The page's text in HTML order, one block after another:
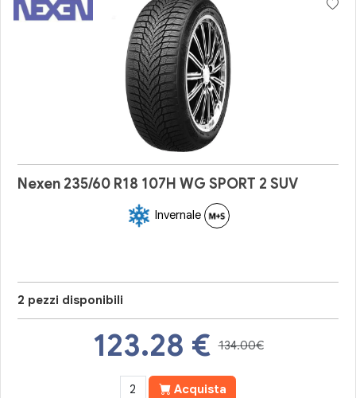
Nexen 235/60 R18 107H WG SPORT 2 SUV
Invernale
2 pezzi disponibili
123.28 € 134.00€
Acquista